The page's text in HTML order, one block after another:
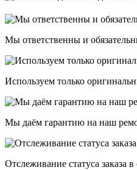
Мы ответственны и
Используем только
Мы даём гарантию на наш
Отслеживание статуса заказа